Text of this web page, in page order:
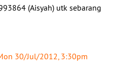
(Aisyah) utk sebarang
30/Jul/2012, 3:30pm